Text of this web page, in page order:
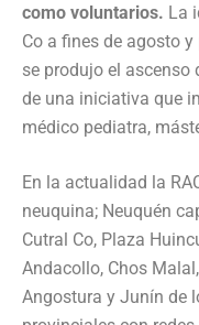
como voluntarios. La
Co a fines de agosto
se produjo el ascenso
de una iniciativa que
médico pediatra,
En la actualidad la
neuquina; Neuquén
Cutral Co, Plaza
Andacollo, Chos
Angostura y Junín de